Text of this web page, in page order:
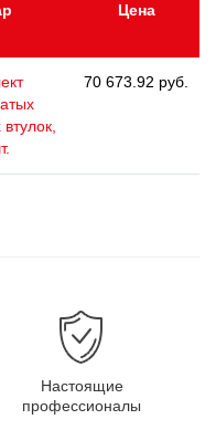
Цена
70 673.92 руб.
Настоящие
профессионалы